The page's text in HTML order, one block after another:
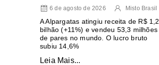
6 de agosto de 2026 Misto Brasil
A Alpargatas atingiu receita de R$ 1,2
bilhão (+11%) e vendeu 53,3 milhões
de pares no mundo. O lucro bruto
subiu 14,6%
Leia Mais...